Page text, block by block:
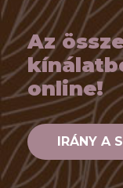
Az
online!
IRÁNY A